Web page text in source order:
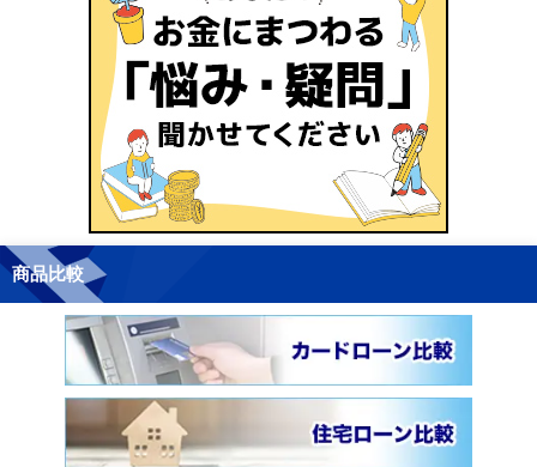
商品比較